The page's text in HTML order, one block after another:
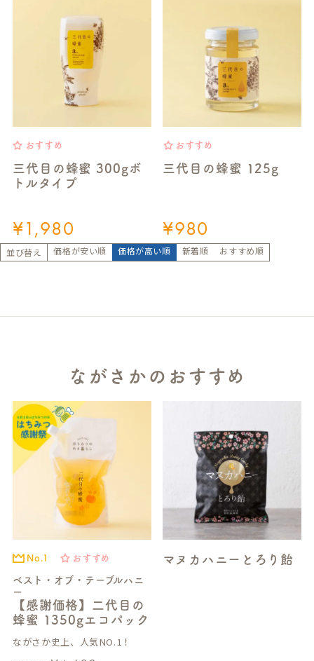
おすすめ
三代目の蜂蜜 300gボ
トルタイプ
¥1,980
おすすめ
三代目の蜂蜜 125g
¥980
並び替え 価格が安い順 価格が高い順 新着順 おすすめ順
ながさかのおすすめ
No.1 おすすめ
ベスト・オブ・テーブルハニ
ー
【感謝価格】二代目の
蜂蜜 1350gエコパック
ながさか史上、人気NO.1！
マヌカハニーとろり飴